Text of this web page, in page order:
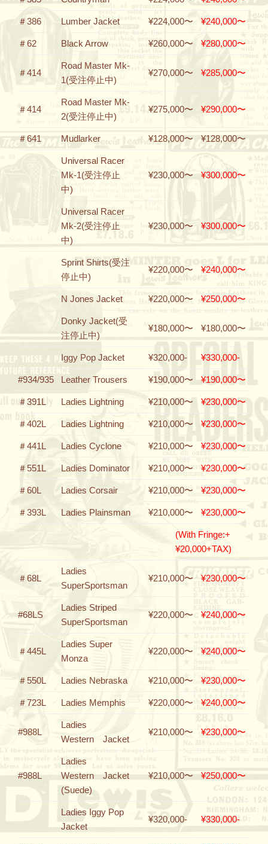
＃386 Lumber Jacket ¥224,000〜 ¥240,000〜
＃62 Black Arrow ¥260,000〜 ¥280,000〜
＃414
Road Master Mk-
1(受注停止中)
¥270,000〜 ¥285,000〜
＃414
Road Master Mk-
2(受注停止中)
¥275,000〜 ¥290,000〜
＃641 Mudlarker ¥128,000〜 ¥128,000〜
Universal Racer
Mk-1(受注停止
中)
¥230,000〜 ¥300,000〜
Universal Racer
Mk-2(受注停止
中)
¥230,000〜 ¥300,000〜
Sprint Shirts(受注
停止中)
¥220,000〜 ¥240,000〜
N Jones Jacket ¥220,000〜 ¥250,000〜
Donky Jacket(受
注停止中)
¥180,000〜 ¥180,000〜
Iggy Pop Jacket ¥320,000- ¥330,000-
#934/935 Leather Trousers ¥190,000〜 ¥190,000〜
＃391L Ladies Lightning ¥210,000〜 ¥230,000〜
＃402L Ladies Lightning ¥210,000〜 ¥230,000〜
＃441L Ladies Cyclone ¥210,000〜 ¥230,000〜
＃551L Ladies Dominator ¥210,000〜 ¥230,000〜
＃60L Ladies Corsair ¥210,000〜 ¥230,000〜
＃393L Ladies Plainsman ¥210,000〜 ¥230,000〜
(With Fringe:+
¥20,000+TAX)
＃68L
Ladies
SuperSportsman
¥210,000〜 ¥230,000〜
#68LS
Ladies Striped
SuperSportsman
¥220,000〜 ¥240,000〜
＃445L
Ladies Super
Monza
¥220,000〜 ¥240,000〜
＃550L Ladies Nebraska ¥210,000〜 ¥230,000〜
＃723L Ladies Memphis ¥220,000〜 ¥240,000〜
#988L
Ladies
Western Jacket
¥210,000〜 ¥230,000〜
#988L
Ladies
Western Jacket
(Suede)
¥210,000〜 ¥250,000〜
Ladies Iggy Pop
Jacket
¥320,000- ¥330,000-